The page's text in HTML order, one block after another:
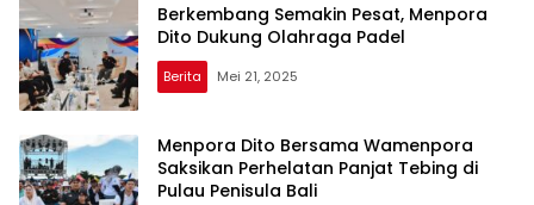
Berkembang Semakin Pesat, Menpora
Dito Dukung Olahraga Padel
Berita Mei 21, 2025
Menpora Dito Bersama Wamenpora
Saksikan Perhelatan Panjat Tebing di
Pulau Penisula Bali